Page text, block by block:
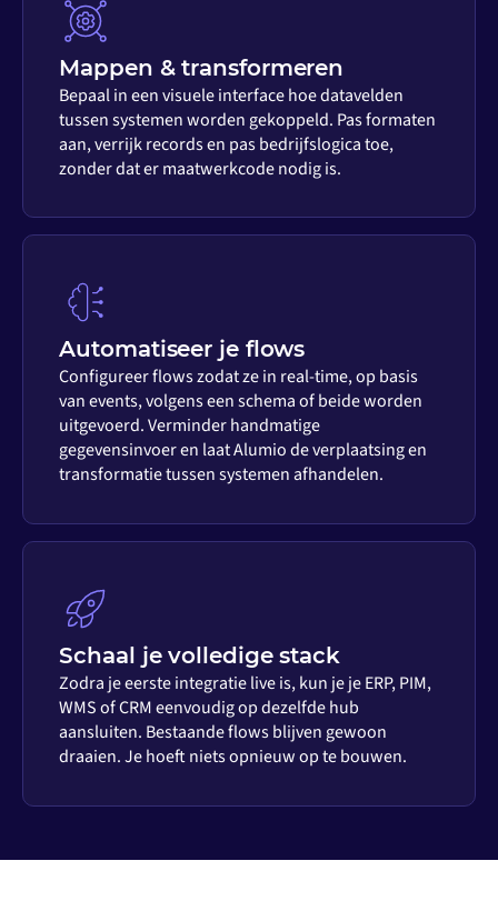
Mappen & transformeren
Bepaal in een visuele interface hoe datavelden
tussen systemen worden gekoppeld. Pas formaten
aan, verrijk records en pas bedrijfslogica toe,
zonder dat er maatwerkcode nodig is.
Automatiseer je flows
Configureer flows zodat ze in real-time, op basis
van events, volgens een schema of beide worden
uitgevoerd. Verminder handmatige
gegevensinvoer en laat Alumio de verplaatsing en
transformatie tussen systemen afhandelen.
Schaal je volledige stack
Zodra je eerste integratie live is, kun je je ERP, PIM,
WMS of CRM eenvoudig op dezelfde hub
aansluiten. Bestaande flows blijven gewoon
draaien. Je hoeft niets opnieuw op te bouwen.